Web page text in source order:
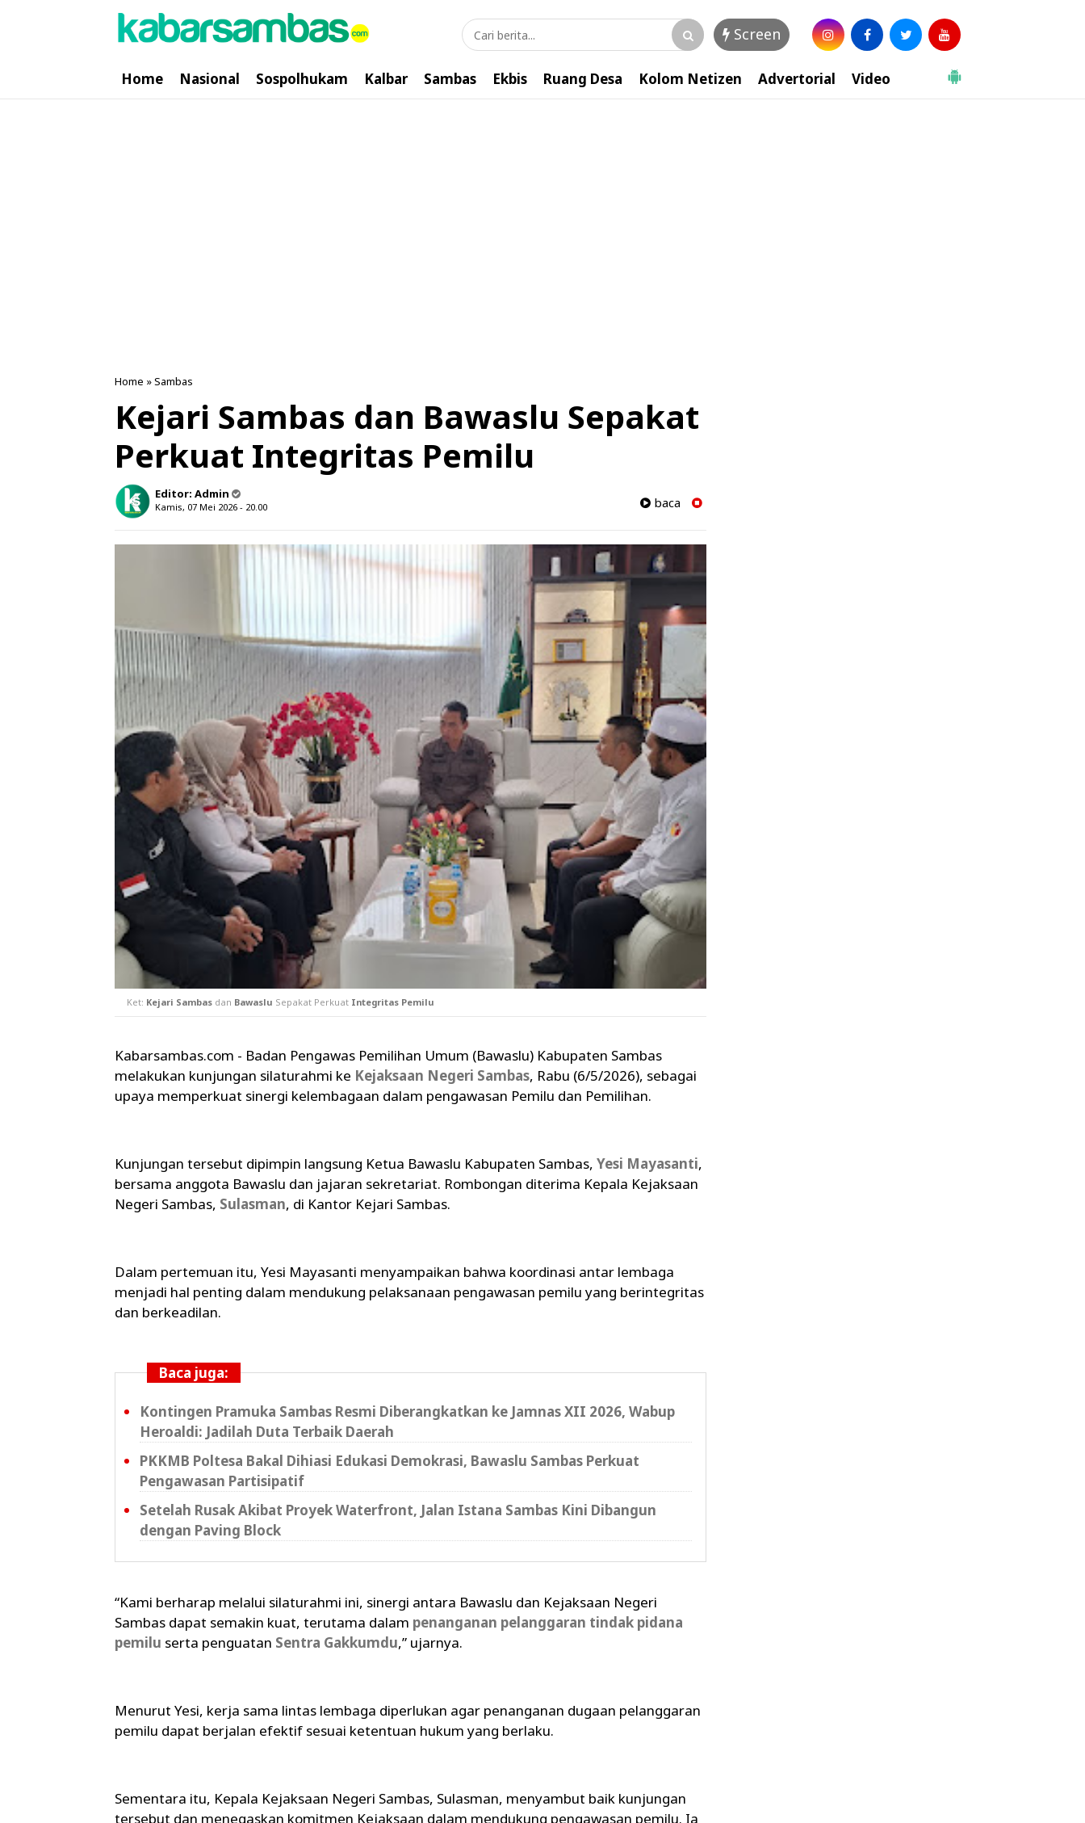
Screen
Home Nasional Sospolhukam Kalbar Sambas Ekbis Ruang Desa Kolom Netizen Advertorial Video
Home »Sambas
Kejari Sambas dan Bawaslu Sepakat
Perkuat Integritas Pemilu
Editor: Admin
Kamis, 07 Mei 2026 - 20.00 baca
Ket: Kejari Sambas dan Bawaslu Sepakat Perkuat Integritas Pemilu
Kabarsambas.com - Badan Pengawas Pemilihan Umum (Bawaslu) Kabupaten Sambas
melakukan kunjungan silaturahmi ke Kejaksaan Negeri Sambas, Rabu (6/5/2026), sebagai
upaya memperkuat sinergi kelembagaan dalam pengawasan Pemilu dan Pemilihan.
Kunjungan tersebut dipimpin langsung Ketua Bawaslu Kabupaten Sambas, Yesi Mayasanti,
bersama anggota Bawaslu dan jajaran sekretariat. Rombongan diterima Kepala Kejaksaan
Negeri Sambas, Sulasman, di Kantor Kejari Sambas.
Dalam pertemuan itu, Yesi Mayasanti menyampaikan bahwa koordinasi antar lembaga
menjadi hal penting dalam mendukung pelaksanaan pengawasan pemilu yang berintegritas
dan berkeadilan.
Baca juga:
Kontingen Pramuka Sambas Resmi Diberangkatkan ke Jamnas XII 2026, Wabup
Heroaldi: Jadilah Duta Terbaik Daerah
PKKMB Poltesa Bakal Dihiasi Edukasi Demokrasi, Bawaslu Sambas Perkuat
Pengawasan Partisipatif
Setelah Rusak Akibat Proyek Waterfront, Jalan Istana Sambas Kini Dibangun
dengan Paving Block
“Kami berharap melalui silaturahmi ini, sinergi antara Bawaslu dan Kejaksaan Negeri
Sambas dapat semakin kuat, terutama dalam penanganan pelanggaran tindak pidana
pemilu serta penguatan Sentra Gakkumdu,” ujarnya.
Menurut Yesi, kerja sama lintas lembaga diperlukan agar penanganan dugaan pelanggaran
pemilu dapat berjalan efektif sesuai ketentuan hukum yang berlaku.
Sementara itu, Kepala Kejaksaan Negeri Sambas, Sulasman, menyambut baik kunjungan
tersebut dan menegaskan komitmen Kejaksaan dalam mendukung pengawasan pemilu. Ia